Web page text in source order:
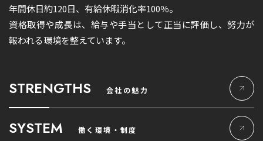
年間休日約120日、有給休暇消化率100％。
資格取得や成長は、給与や手当として正当に評価し、努力が
報われる環境を整えています。
STRENGTHS 会社の魅力
SYSTEM 働く環境・制度